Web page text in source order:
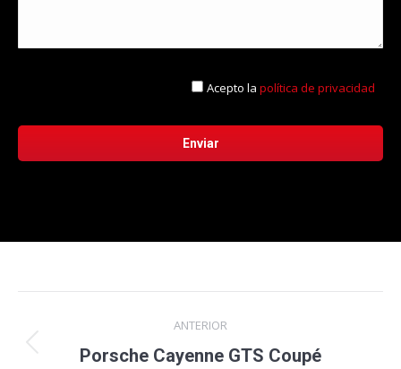
Acepto lapolítica de privacidad
entre
ANTERIOR
Proyecto
Porsche Cayenne GTS Coupé